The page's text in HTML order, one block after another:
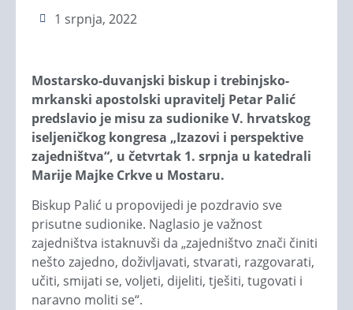
1 srpnja, 2022
Mostarsko-duvanjski biskup i trebinjsko-
mrkanski apostolski upravitelj Petar Palić
predslavio je misu za sudionike V. hrvatskog
iseljeničkog kongresa „Izazovi i perspektive
zajedništva“, u četvrtak 1. srpnja u katedrali
Marije Majke Crkve u Mostaru.
Biskup Palić u propovijedi je pozdravio sve
prisutne sudionike. Naglasio je važnost
zajedništva istaknuvši da „zajedništvo znači činiti
nešto zajedno, doživljavati, stvarati, razgovarati,
učiti, smijati se, voljeti, dijeliti, tješiti, tugovati i
naravno moliti se“.